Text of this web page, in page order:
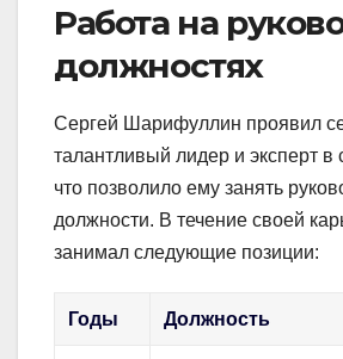
Работа на
должностях
Сергей Шарифуллин проявил
талантливый лидер и эксперт в
что позволило ему занять
должности. В течение своей
занимал следующие позиции:
Годы Должность